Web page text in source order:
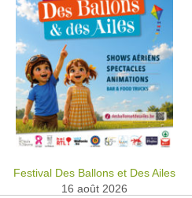
Festival Des Ballons et Des Ailes
16 août 2026